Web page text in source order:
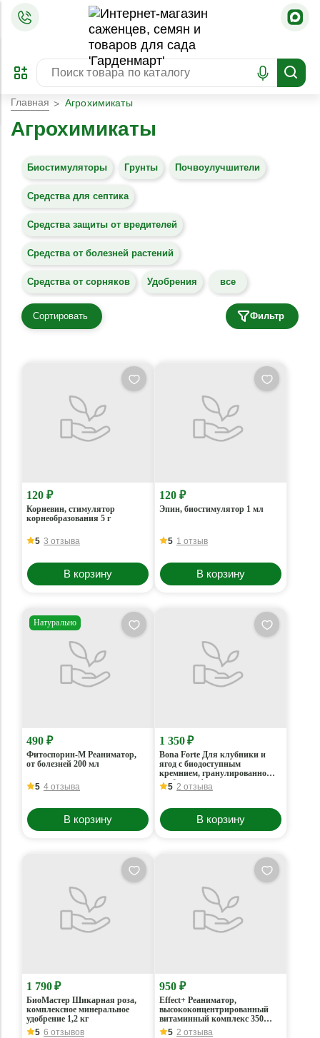
ПРЕДЗАКАЗ
ЗАБРОНИРОВАТЬ
ЛУЧШЕЕ
Главная Агрохимикаты
Агрохимикаты
Биостимуляторы Грунты Почвоулучшители
Средства для септика
Средства защиты от вредителей
Средства от болезней растений
Средства от сорняков Удобрения все
Сортировать Фильтр
120 ₽
Корневин, стимулятор
корнеобразования 5 г
5 3 отзыва
В корзину
120 ₽
Эпин, биостимулятор 1 мл
5 1 отзыв
В корзину
Натурально
490 ₽
Фитоспорин-М Реаниматор,
от болезней 200 мл
5 4 отзыва
В корзину
1 350 ₽
Bona Forte Для клубники и
ягод c биодоступным
кремнием, гранулированное
удобрение 1 л
5 2 отзыва
В корзину
1 790 ₽
БиоМастер Шикарная роза,
комплексное минеральное
удобрение 1,2 кг
5 6 отзывов
950 ₽
Effect+ Реаниматор,
высококонцентрированный
витаминный комплекс 350
мл5 2 отзыва